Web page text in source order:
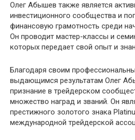
Олег Абышев также является
инвестиционного сообщества и
финансовую грамотность среди
Он проводит мастер-классы и
которых передает свой опыт и
Благодаря своим
выдающимся результатам Олег
признание в трейдерском
множество наград и званий. Он
престижного золотого знака
международной трейдерской